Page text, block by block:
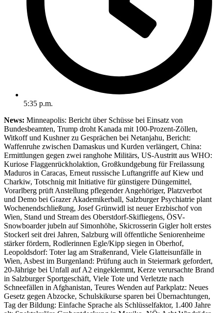
5:35 p.m.
News: Minneapolis: Bericht über Schüsse bei Einsatz von
Bundesbeamten, Trump droht Kanada mit 100-Prozent-Zöllen,
Witkoff und Kushner zu Gesprächen bei Netanjahu, Bericht:
Waffenruhe zwischen Damaskus und Kurden verlängert, China:
Ermittlungen gegen zwei ranghohe Militärs, US-Austritt aus WHO:
Kuriose Flaggenrückholaktion, Großkundgebung für Freilassung
Maduros in Caracas, Erneut russische Luftangriffe auf Kiew und
Charkiw, Totschnig mit Initiative für günstigere Düngemittel,
Vorarlberg prüft Anstellung pflegender Angehöriger, Platzverbot
und Demo bei Grazer Akademikerball, Salzburger Psychiatrie plant
Wochenendschließung, Josef Grünwidl ist neuer Erzbischof von
Wien, Stand und Stream des Oberstdorf-Skifliegens, ÖSV-
Snowboarder jubeln auf Simonhöhe, Skicrosserin Gigler holt erstes
Stockerl seit drei Jahren, Salzburg will öffentliche Seniorenheime
stärker fördern, Rodlerinnen Egle/Kipp siegen in Oberhof,
Leopoldsdorf: Toter lag am Straßenrand, Viele Glatteisunfälle in
Wien, Asbest im Burgenland: Prüfung auch in Steiermark gefordert,
20-Jährige bei Unfall auf A2 eingeklemmt, Kerze verursachte Brand
in Salzburger Sportgeschäft, Viele Tote und Verletzte nach
Schneefällen in Afghanistan, Teures Wenden auf Parkplatz: Neues
Gesetz gegen Abzocke, Schulskikurse sparen bei Übernachtungen,
Tag der Bildung: Einfache Sprache als Schlüsselfaktor, 1.400 Jahre